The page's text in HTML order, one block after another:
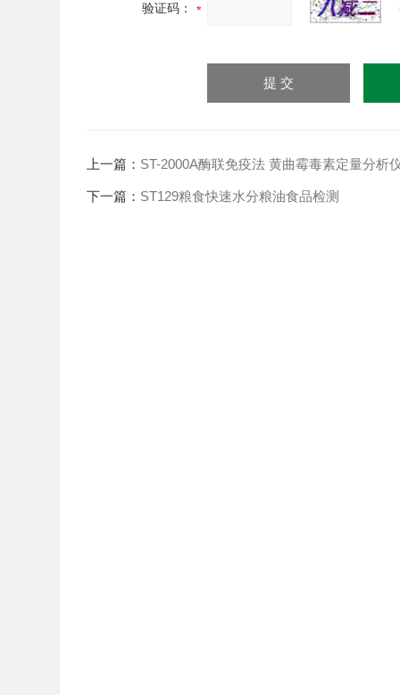
验证码：
上一篇： ST-2000A酶联免疫法 黄曲霉毒素定量分析
下一篇： ST129粮食快速水分粮油食品检测